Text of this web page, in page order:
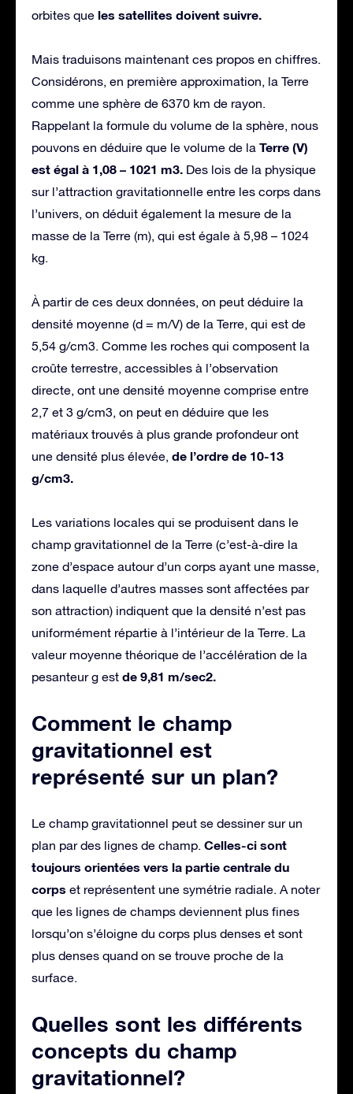
orbites que les satellites doivent suivre.
Mais traduisons maintenant ces propos en chiffres.
Considérons, en première approximation, la Terre
comme une sphère de 6370 km de rayon.
Rappelant la formule du volume de la sphère, nous
pouvons en déduire que le volume de la Terre (V)
est égal à 1,08 – 1021 m3. Des lois de la physique
sur l’attraction gravitationnelle entre les corps dans
l’univers, on déduit également la mesure de la
masse de la Terre (m), qui est égale à 5,98 – 1024
kg.
À partir de ces deux données, on peut déduire la
densité moyenne (d = m/V) de la Terre, qui est de
5,54 g/cm3. Comme les roches qui composent la
croûte terrestre, accessibles à l’observation
directe, ont une densité moyenne comprise entre
2,7 et 3 g/cm3, on peut en déduire que les
matériaux trouvés à plus grande profondeur ont
une densité plus élevée, de l’ordre de 10-13
g/cm3.
Les variations locales qui se produisent dans le
champ gravitationnel de la Terre (c’est-à-dire la
zone d’espace autour d’un corps ayant une masse,
dans laquelle d’autres masses sont affectées par
son attraction) indiquent que la densité n’est pas
uniformément répartie à l’intérieur de la Terre. La
valeur moyenne théorique de l’accélération de la
pesanteur g est de 9,81 m/sec2.
Comment le champ
gravitationnel est
représenté sur un plan?
Le champ gravitationnel peut se dessiner sur un
plan par des lignes de champ. Celles-ci sont
toujours orientées vers la partie centrale du
corps et représentent une symétrie radiale. A noter
que les lignes de champs deviennent plus fines
lorsqu’on s’éloigne du corps plus denses et sont
plus denses quand on se trouve proche de la
surface.
Quelles sont les différents
concepts du champ
gravitationnel?